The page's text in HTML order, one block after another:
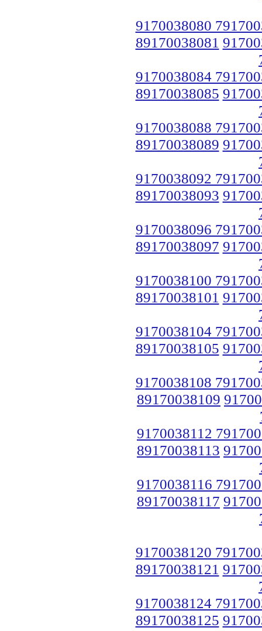
9170038080
89170038081
9170038084
89170038085
9170038088
89170038089
9170038092
89170038093
9170038096
89170038097
9170038100
89170038101
9170038104
89170038105
9170038108
89170038109
9170038112
89170038113
9170038116
89170038117
9170038120
89170038121
9170038124
89170038125